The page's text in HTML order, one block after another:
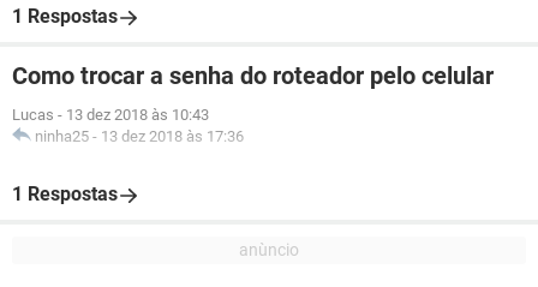
1 Respostas
Como trocar a senha do roteador pelo celular
Lucas - 13 dez 2018 às 10:43
ninha25 - 13 dez 2018 às 17:36
1 Respostas